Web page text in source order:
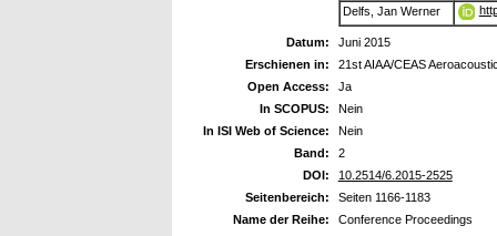
Delfs, Jan Werner
Datum:
Juni 2015
Erschienen in:
21st AIAA/CEAS
Open Access:
Ja
In SCOPUS:
Nein
In ISI Web of Science:
Nein
Band:
2
DOI:
10.2514/6.2015-2525
Seitenbereich:
Seiten 1166-1183
Name der Reihe:
Conference Proceedings